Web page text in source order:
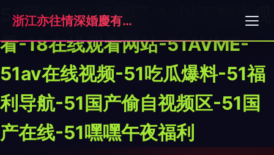
51国产偷自视频区-18以下禁止观
看-18在线观看网站-51AVME-
51av在线视频-51吃瓜爆料-51福
利导航-51国产偷自视频区-51国
产在线-51嘿嘿午夜福利
浙江亦往情深婚慶有限公司